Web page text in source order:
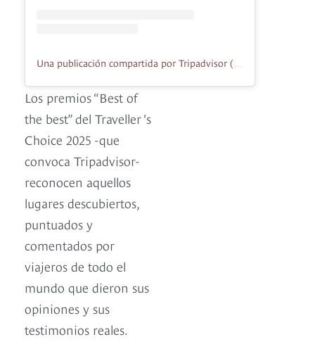
Los premios “Best of
the best” del Traveller ‘s
Choice 2025 -que
convoca Tripadvisor-
reconocen aquellos
lugares descubiertos,
puntuados y
comentados por
viajeros de todo el
mundo que dieron sus
opiniones y sus
testimonios reales.